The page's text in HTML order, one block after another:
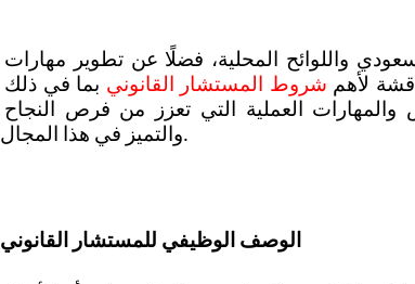
لأهم شروط المستشار القانوني
والتميز في هذا المجال.
الوصف الوظيفي للمستشار القانوني